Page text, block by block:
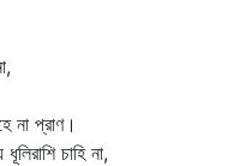
প্রাণ।
চাহি না,